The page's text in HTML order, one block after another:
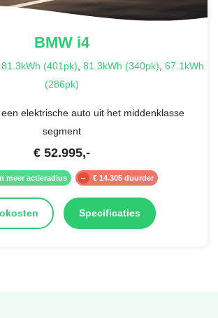
BMWi4
81.3kWh (401pk), 81.3kWh (340pk), 67.1kWh
(286pk)
elektrische auto uit het middenklasse
segment
€ 52.995,-
meer actieradius € 14.305 duurder
Specificaties